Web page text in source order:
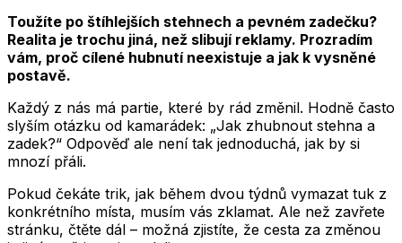
Toužíte po štíhlejších stehnech a pevném zadečku?
Realita je trochu jiná, než slibují reklamy. Prozradím
vám, proč cílené hubnutí neexistuje a jak k vysněné
postavě.
Každý z nás má partie, které by rád změnil. Hodně často
slyším otázku od kamarádek: „Jak zhubnout stehna a
zadek?“ Odpověď ale není tak jednoduchá, jak by si
mnozí přáli.
Pokud čekáte trik, jak během dvou týdnů vymazat tuk z
konkrétního místa, musím vás zklamat. Ale než zavřete
stránku, čtěte dál – možná zjistíte, že cesta za změnou